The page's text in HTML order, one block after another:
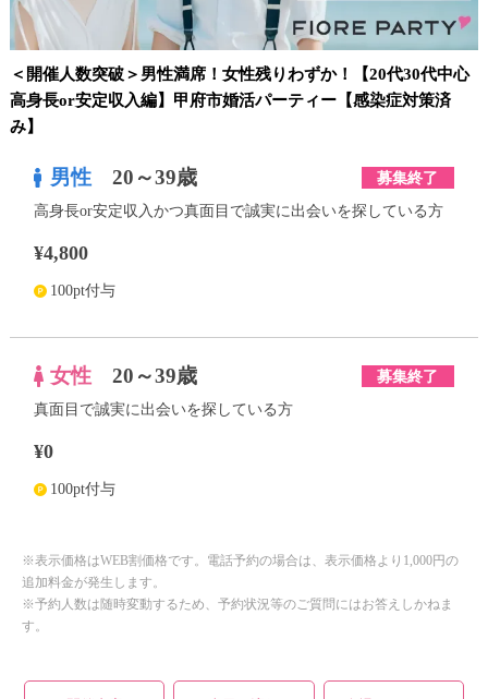
＜開催人数突破＞男性満席！女性残りわずか！【20代30代中心
高身長or安定収入編】甲府市婚活パーティー【感染症対策済
み】
男性 20～39歳 募集終了
高身長or安定収入かつ真面目で誠実に出会いを探している方
¥4,800
100pt付与
女性 20～39歳 募集終了
真面目で誠実に出会いを探している方
¥0
100pt付与
※表示価格はWEB割価格です。電話予約の場合は、表示価格より1,000円の
追加料金が発生します。
※予約人数は随時変動するため、予約状況等のご質問にはお答えしかねま
す。